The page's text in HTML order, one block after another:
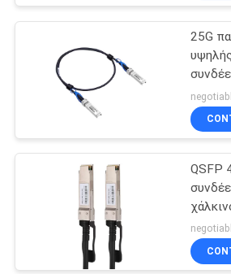
aoc καλώδιο
25G
με
QSFP
Cisco